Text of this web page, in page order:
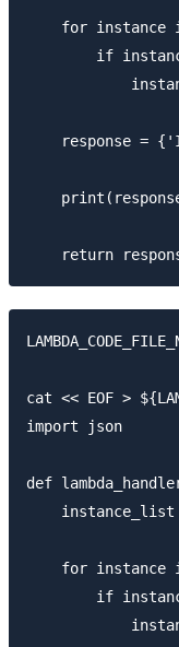
for instance
if
response =
cat << EOF >
import json
def
instance_list
for instance
if